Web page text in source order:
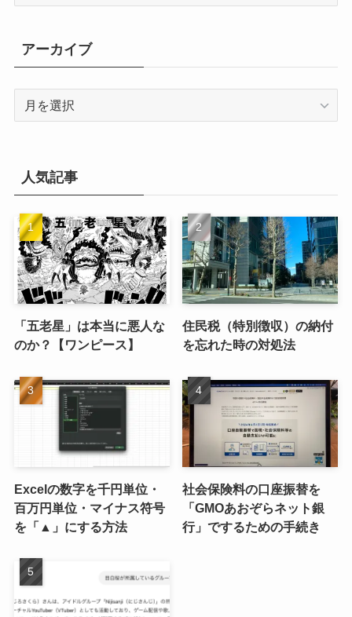
リ
ー
アーカイブ
ブ人気記事
「五老星」は本当に悪人な
のか？【ワンピース】
住民税（特別徴収）の納付
を忘れた時の対処法
Excelの数字を千円単位・
百万円単位・マイナス符号
を「▲」にする方法
社会保険料の口座振替を
「GMOあおぞらネット銀
行」でするための手続き